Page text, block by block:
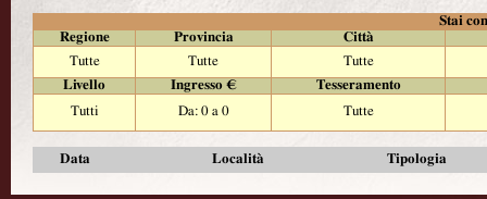
Stai
Regione
Provincia
Città
Tutte
Tutte
Tutte
Livello
Ingresso €
Tesseramento
Tutti
Da: 0 a 0 Tutte
Data Località Tipologia